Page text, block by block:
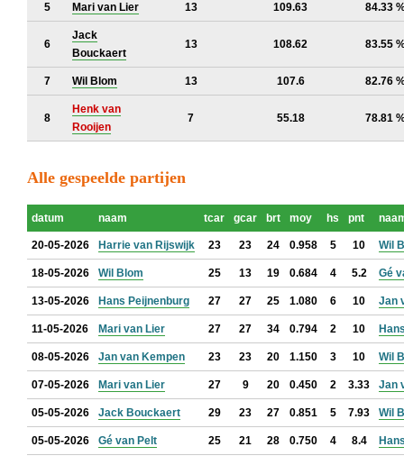
5 Mari van Lier 13 109.63 84.33
6
Jack
Bouckaert
13 108.62 83.55
7 Wil Blom 13 107.6 82.76
8
Henk van
Rooijen
7 55.18 78.81
Alle gespeelde partijen
datum naam tcar gcar brt moy hs pnt
20-05-2026 Harrie van Rijswijk 23 23 24 0.958 5 10 Wil
18-05-2026 Wil Blom 25 13 19 0.684 4 5.2 Gé
13-05-2026 Hans Peijnenburg 27 27 25 1.080 6 10 Jan
11-05-2026 Mari van Lier 27 27 34 0.794 2 10
08-05-2026 Jan van Kempen 23 23 20 1.150 3 10 Wil
07-05-2026 Mari van Lier 27 9 20 0.450 2 3.33 Jan
05-05-2026 Jack Bouckaert 29 23 27 0.851 5 7.93 Wil
05-05-2026 Gé van Pelt 25 21 28 0.750 4 8.4